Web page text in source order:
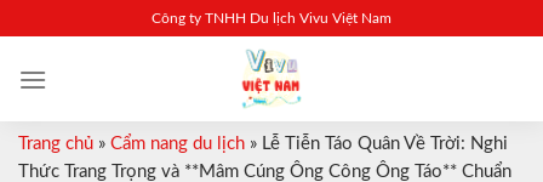
content
Công ty TNHH Du lịch Vivu Việt Nam
Trang chủ » Cẩm nang du lịch » Lễ Tiễn Táo Quân Về Trời: Nghi
Thức Trang Trọng và **Mâm Cúng Ông Công Ông Táo** Chuẩn